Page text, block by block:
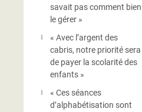
savait pas comment bien
le gérer »
« Avec l’argent des
cabris, notre priorité sera
de payer la scolarité des
enfants »
« Ces séances
d’alphabétisation sont